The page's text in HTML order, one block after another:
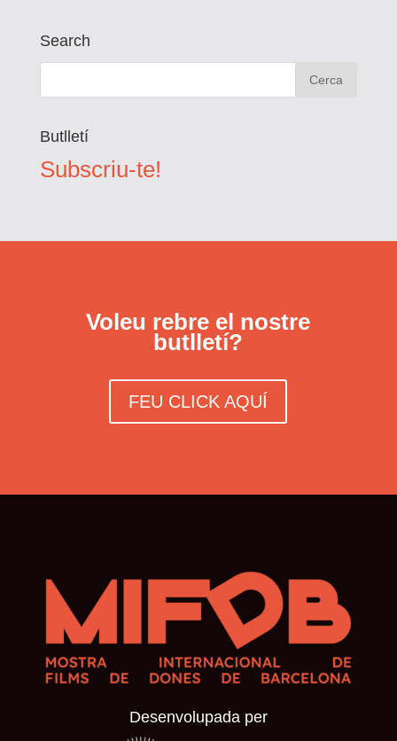
Search
Butlletí
Subscriu-te!
Voleu rebre el nostre
butlletí?
FEU CLICK AQUÍ
Desenvolupada per